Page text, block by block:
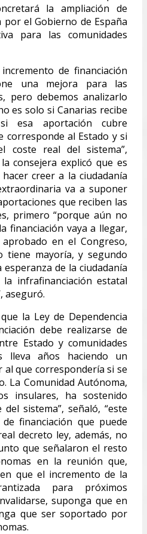
la ampliación de
por el Gobierno de España
para las comunidades
de financiación
una mejora para las
pero debemos analizarlo
es solo si Canarias recibe
esa aportación cubre
corresponde al Estado y si
coste real del sistema”,
consejera explicó que es
creer a la ciudadanía
va a suponer
que reciben las
primero “porque aún no
financiación vaya a llegar,
en el Congreso,
tiene mayoría, y segundo
de la ciudadanía
infrafinanciación estatal
aseguró.
la Ley de Dependencia
debe realizarse de
Estado y comunidades
lleva años haciendo un
que correspondería si se
La Comunidad Autónoma,
insulares, ha sostenido
sistema”, señaló, “este
financiación que puede
decreto ley, además, no
que señalaron el resto
en la reunión que,
que el incremento de la
para próximos
suponga que en
que ser soportado por